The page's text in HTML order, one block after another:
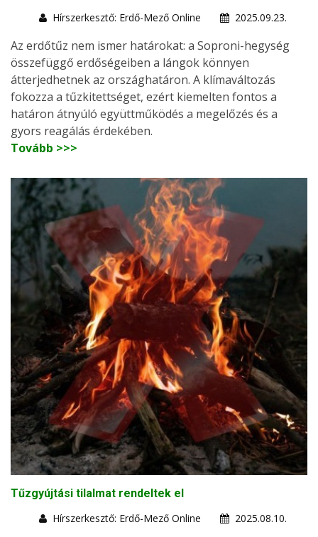
Hírszerkesztő: Erdő-Mező Online
2025.09.23.
Az erdőtűz nem ismer határokat: a Soproni-hegység
összefüggő erdőségeiben a lángok könnyen
átterjedhetnek az országhatáron. A klímaváltozás
fokozza a tűzkitettséget, ezért kiemelten fontos a
határon átnyúló együttműködés a megelőzés és a
gyors reagálás érdekében.
Tovább >>>
Tűzgyújtási tilalmat rendeltek el
Hírszerkesztő: Erdő-Mező Online
2025.08.10.